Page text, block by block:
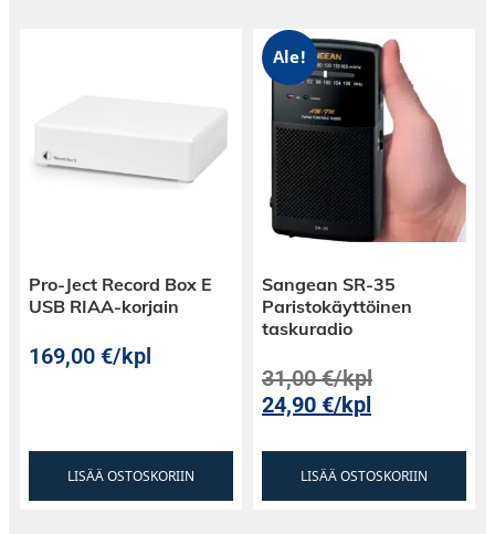
sisäosiin on tehty lisäpäivityksiä, jotka
parantavat äänenlaatua entisestään.
CD-levyjen lisäksi se toistaa USB-
muistilaitteeseen tallennettuja
musiikkitiedostoja (MP3, WMA, AAC, WAV,
FLAC) etupaneelin USB-portin kautta.
Pro-Ject Record Box E
USB RIAA-korjain
169,00€/kpl
LISÄÄ OSTOSKORIIN
Ale!
Sangean SR-35
Paristokäyttöinen
taskuradio
31,00€/kpl
24,90€/kpl
LISÄÄ OSTOSKORIIN